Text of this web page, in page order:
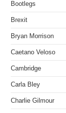
Bootlegs
Brexit
Bryan Morrison
Caetano Veloso
Cambridge
Carla Bley
Charlie Gilmour